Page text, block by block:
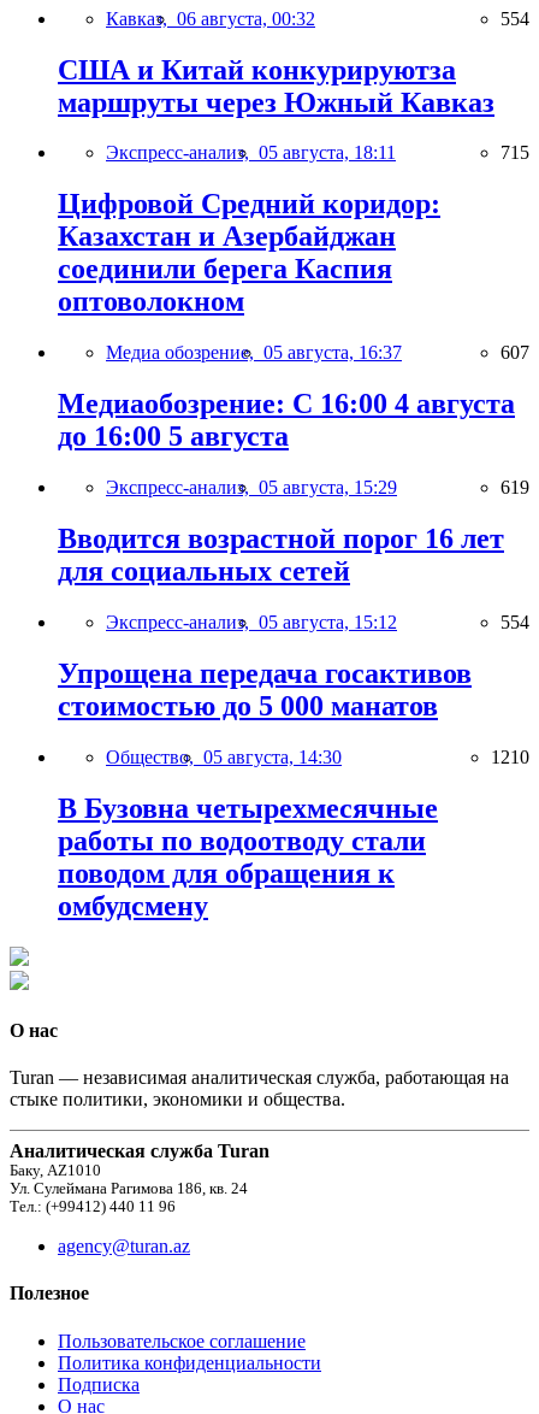
Кавказ, 06 августа, 00:32 554
США и Китай конкурируютза
маршруты через Южный Кавказ
Экспресс-анализ, 05 августа, 18:11 715
Цифровой Средний коридор:
Казахстан и Азербайджан
соединили берега Каспия
оптоволокном
Медиа обозрение, 05 августа, 16:37 607
Медиаобозрение: С 16:00 4 августа
до 16:00 5 августа
Экспресс-анализ, 05 августа, 15:29 619
Вводится возрастной порог 16 лет
для социальных сетей
Экспресс-анализ, 05 августа, 15:12 554
Упрощена передача госактивов
стоимостью до 5 000 манатов
Общество, 05 августа, 14:30 1210
В Бузовна четырехмесячные
работы по водоотводу стали
поводом для обращения к
омбудсмену
О нас
Turan — независимая аналитическая служба, работающая на
стыке политики, экономики и общества.
Аналитическая служба Turan
Баку, AZ1010
Ул. Сулеймана Рагимова 186, кв. 24
Тел.: (+99412) 440 11 96
agency@turan.az
Полезное
Пользовательское соглашение
Политика конфиденциальности
Подписка
О нас